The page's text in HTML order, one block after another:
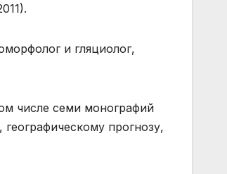
и гляциолог,
числе семи монографий
прогнозу,